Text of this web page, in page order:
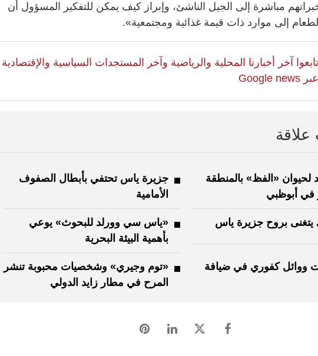
خبراتهم مباشرة إلى الجيل الناشئ، وإبراز كيف يمكن للتفكير المسؤول أن
إلى موارد ذات قيمة غذائية ومجتمعية».
تابعوا آخر أخبارنا المحلية والرياضية وآخر المستجدات السياسية والإقتصادية
عبر Google news
لحيوان «الفظ» بالمنطقة
في أبوظبي
جزيرة ياس تحتفي بأبطال الصفوف
الأمامية
بروح جزيرة ياس
«ياس سي وورلد للبحوث» يوعي
بأهمية البيئة البحرية
ووائل كفوري في ضيافة
«توم وجيري» وشخصيات محبوبة تنشر
المرح في مطار زايد الدولي